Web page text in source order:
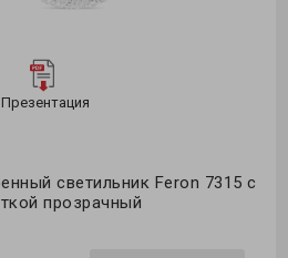
Презентация
светильник Feron 7315 с
прозрачный